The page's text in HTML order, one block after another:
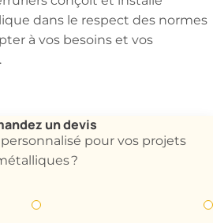
dans le respect des normes
à vos besoins et vos
un devis
pour vos projets
?